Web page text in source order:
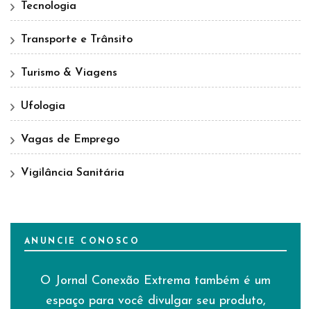
Tecnologia
Transporte e Trânsito
Turismo & Viagens
Ufologia
Vagas de Emprego
Vigilância Sanitária
ANUNCIE CONOSCO
O Jornal Conexão Extrema também é um
espaço para você divulgar seu produto,